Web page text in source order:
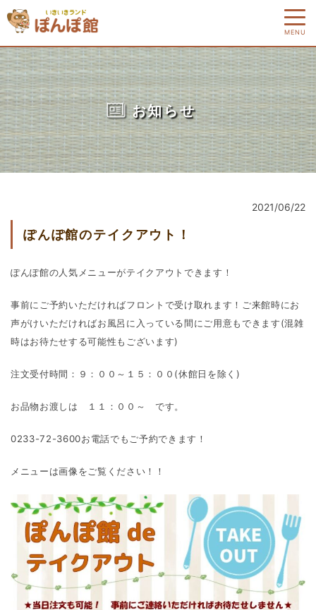
MENU
お知らせ
2021/06/22
ぽんぽ館のテイクアウト！
ぽんぽ館の人気メニューがテイクアウトできます！
事前にご予約いただければフロントで受け取れます！ご来館時にお
声がけいただければお風呂に入っている間にご用意もできます(混雑
時はお待たせする可能性もございます)
注文受付時間：９：００～１５：００(休館日を除く)
お品物お渡しは １１：００～ です。
0233-72-3600お電話でもご予約できます！
メニューは画像をご覧ください！！